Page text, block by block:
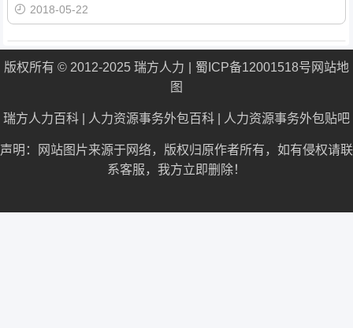
2018-05-22
版权所有 © 2012-2025 瑞方人力 蜀ICP备12001518号 网站地
图
瑞方人力百科 人力资源事务外包百科 人力资源事务外包贴吧
声明：网站图片来源于网络，版权归原作者所有，如有侵权请联
系客服，我方立即删除！